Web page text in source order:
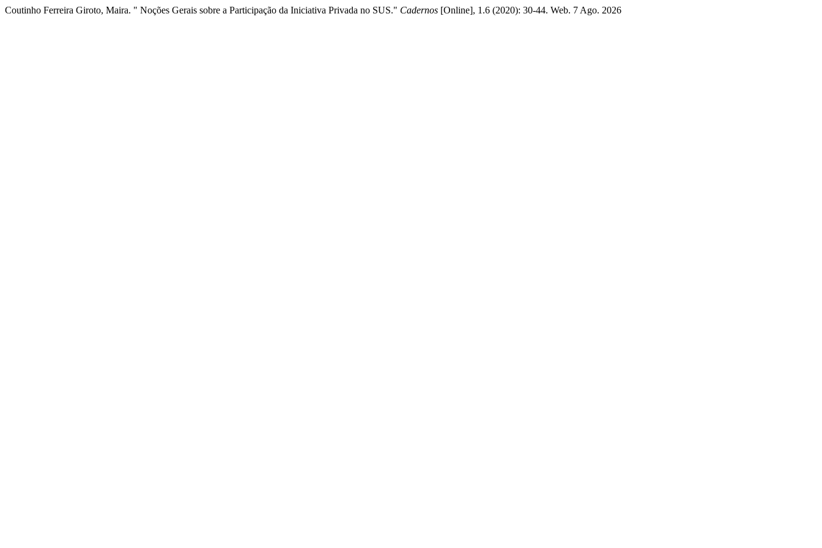
Coutinho Ferreira Giroto, Maira. " Noções Gerais sobre a Participação da Iniciativa Privada no SUS." Cadernos [Online], 1.6 (2020): 30-44. Web. 7 Ago. 2026